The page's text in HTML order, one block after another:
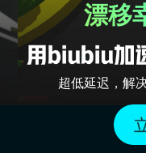
漂移
超低延迟，解